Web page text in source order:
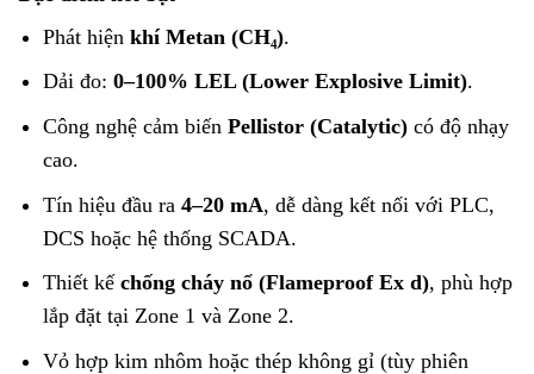
Phát hiện khí Metan (CH₄).
Dải đo: 0–100% LEL (Lower Explosive Limit).
Công nghệ cảm biến Pellistor (Catalytic)có độ nhạy
cao.
Tín hiệu đầu ra 4–20 mA, dễ dàng kết nối với PLC,
DCS hoặc hệ thống SCADA.
Thiết kế chống cháy nổ (Flameproof Ex d), phù hợp
lắp đặt tại Zone 1 và Zone 2.
Vỏ hợp kim nhôm hoặc thép không gỉ (tùy phiên